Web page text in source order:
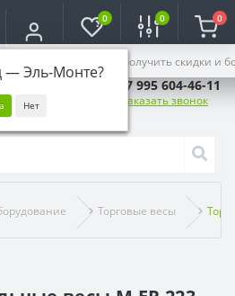
—Эль-Монте?
Войдите, чтобы получить скидки и
0 0 0
+7 995 604-46-11
Заказать звонок
Торговые весы